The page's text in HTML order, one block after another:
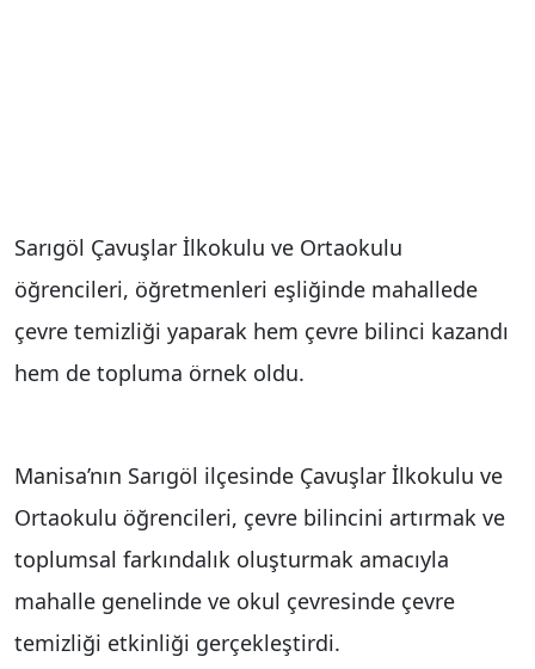
Sarıgöl Çavuşlar İlkokulu ve Ortaokulu
öğrencileri, öğretmenleri eşliğinde mahallede
çevre temizliği yaparak hem çevre bilinci kazandı
hem de topluma örnek oldu.
Manisa’nın Sarıgöl ilçesinde Çavuşlar İlkokulu ve
Ortaokulu öğrencileri, çevre bilincini artırmak ve
toplumsal farkındalık oluşturmak amacıyla
mahalle genelinde ve okul çevresinde çevre
temizliği etkinliği gerçekleştirdi.